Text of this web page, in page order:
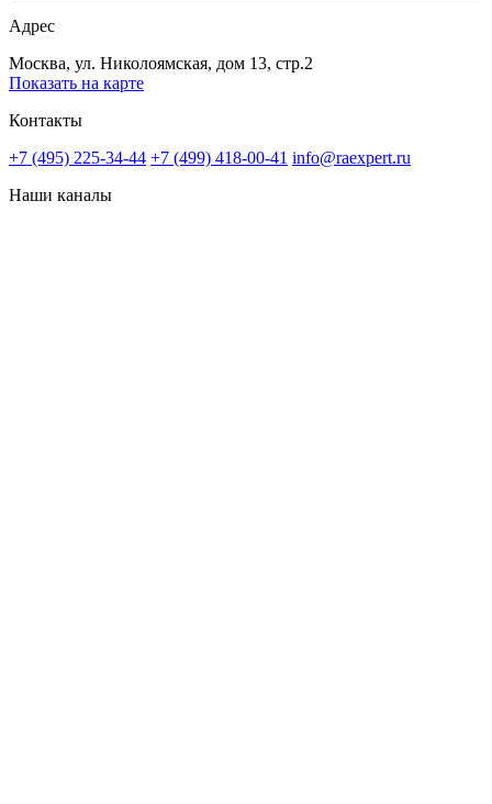
Адрес
Москва, ул. Николоямская, дом 13, стр.2
Показать на карте
Контакты
+7 (495) 225-34-44 +7 (499) 418-00-41 info@raexpert.ru
Наши каналы